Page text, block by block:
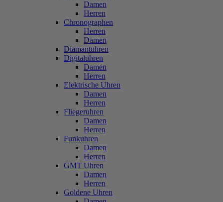
Damen
Herren
Chronographen
Herren
Damen
Diamantuhren
Digitaluhren
Damen
Herren
Elektrische Uhren
Damen
Herren
Fliegeruhren
Damen
Herren
Funkuhren
Damen
Herren
GMT Uhren
Damen
Herren
Goldene Uhren